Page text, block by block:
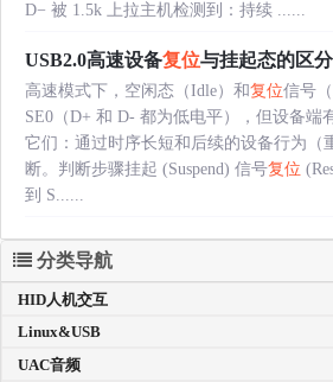
D− 被 1.5k 上拉主机检测到：持续 ......
USB2.0高速设备复位与挂起态的区分
高速模式下，空闲态（Idle）和复位信号
SE0（D+ 和 D- 都为低电平），但设备端
它们：通过时序长短和后续的设备行为（
断。判断步骤挂起 (Suspend) 信号复位
到 S......
分类导航
HID人机交互
Linux&USB
UAC音频